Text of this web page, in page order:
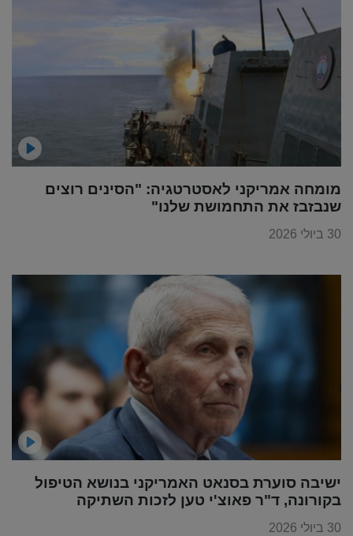
מומחה אמריקני לאסטרטגיה: "הסינים רוצים
שנבזבז את התחמושת שלנו"
30 ביולי 2026
ישיבה סוערת בסנאט האמריקני בנושא הטיפול
בקורונה, ד"ר פאוצ'י טען לזכות השתיקה
30 ביולי 2026